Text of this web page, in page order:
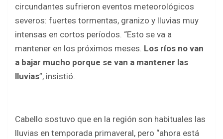
circundantes sufrieron eventos meteorológicos
severos: fuertes tormentas, granizo y lluvias muy
intensas en cortos períodos. “Esto se va a
mantener en los próximos meses. Los ríos no van
a bajar mucho porque se van a mantener las
lluvias”, insistió.
Cabello sostuvo que en la región son habituales las
lluvias en temporada primaveral, pero “ahora está